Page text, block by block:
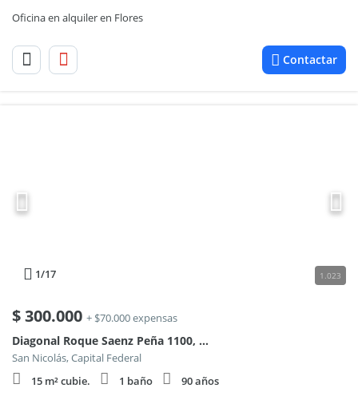
Oficina en alquiler en Flores
Contactar
1/17 1.023
$300.000 + $70.000 expensas
Diagonal Roque Saenz Peña 1100, Piso 9
San Nicolás, Capital Federal
15 m² cubie.
1 baño
90 años